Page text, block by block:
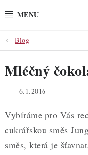
na
POTŘEBY
POMŮCKY
SUROVINY
DEKORACE
PRO OSLAVY
Blog
Mléčný
6.1.2016
Vybíráme pro Vás
cukrářskou směs
směs, která je